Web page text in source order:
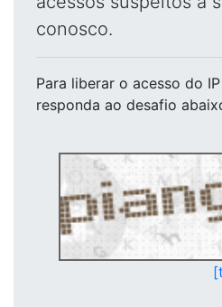
conosco.
Para liberar o acesso do IP
responda ao desafio